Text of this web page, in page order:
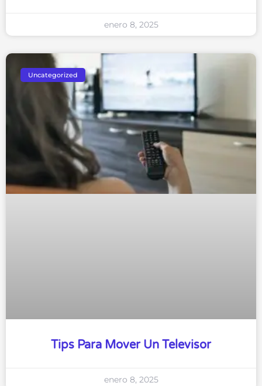
enero 8, 2025
Uncategorized
Tips Para Mover Un Televisor
enero 8, 2025